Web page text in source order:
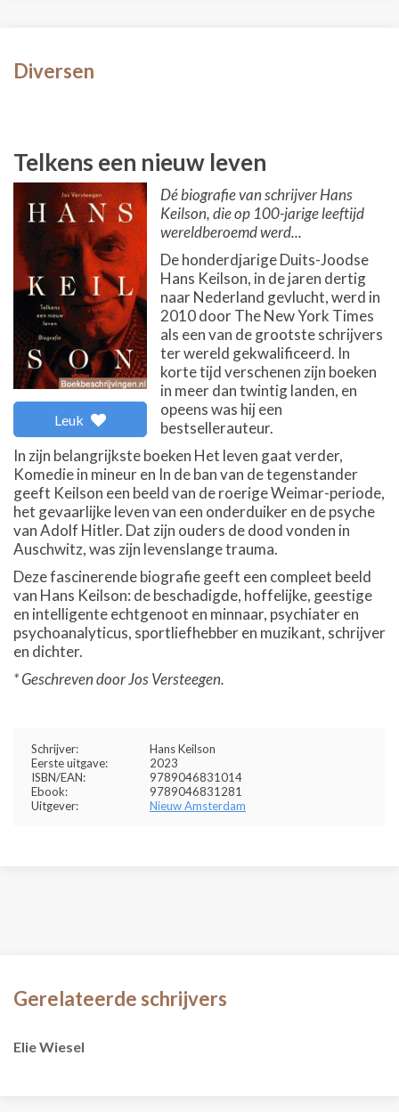
Diversen
Telkens een nieuw leven
Leuk
Dé biografie van schrijver Hans
Keilson, die op 100-jarige leeftijd
wereldberoemd werd...
De honderdjarige Duits-Joodse
Hans Keilson, in de jaren dertig
naar Nederland gevlucht, werd in
2010 door The New York Times
als een van de grootste schrijvers
ter wereld gekwalificeerd. In
korte tijd verschenen zijn boeken
in meer dan twintig landen, en
opeens was hij een
bestsellerauteur.
In zijn belangrijkste boeken Het leven gaat verder,
Komedie in mineur en In de ban van de tegenstander
geeft Keilson een beeld van de roerige Weimar-periode,
het gevaarlijke leven van een onderduiker en de psyche
van Adolf Hitler. Dat zijn ouders de dood vonden in
Auschwitz, was zijn levenslange trauma.
Deze fascinerende biografie geeft een compleet beeld
van Hans Keilson: de beschadigde, hoffelijke, geestige
en intelligente echtgenoot en minnaar, psychiater en
psychoanalyticus, sportliefhebber en muzikant, schrijver
en dichter.
* Geschreven door Jos Versteegen.
Schrijver:
Hans Keilson
Eerste uitgave:
2023
ISBN/EAN:
9789046831014
Ebook:
9789046831281
Uitgever:
Nieuw Amsterdam
Gerelateerde schrijvers
Elie Wiesel